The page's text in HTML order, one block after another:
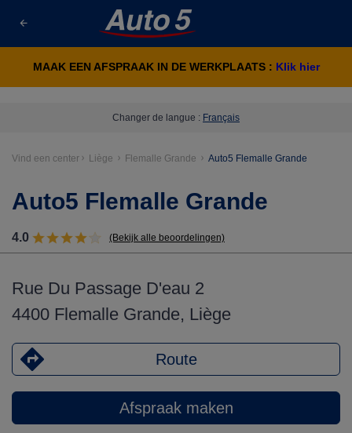
MAAK EEN AFSPRAAK IN DE WERKPLAATS : Klik hier
Vind een center Liège Flemalle Grande Auto5 Flemalle Grande
Changer de langue : Français
Auto5 Flemalle Grande
4.0 (Bekijk alle beoordelingen)
Rue Du Passage D'eau 2
4400 Flemalle Grande, Liège
Route
Afspraak maken